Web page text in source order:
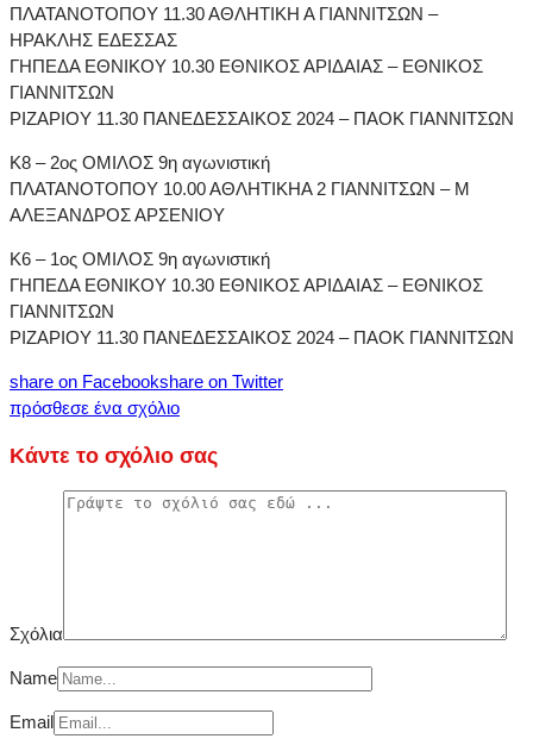
ΠΛΑΤΑΝΟΤΟΠΟΥ 11.30 ΑΘΛΗΤΙΚΗ Α ΓΙΑΝΝΙΤΣΩΝ –
ΗΡΑΚΛΗΣ ΕΔΕΣΣΑΣ
ΓΗΠΕΔΑ ΕΘΝΙΚΟΥ 10.30 ΕΘΝΙΚΟΣ ΑΡΙΔΑΙΑΣ – ΕΘΝΙΚΟΣ
ΓΙΑΝΝΙΤΣΩΝ
ΡΙΖΑΡΙΟΥ 11.30 ΠΑΝΕΔΕΣΣΑΙΚΟΣ 2024 – ΠΑΟΚ ΓΙΑΝΝΙΤΣΩΝ
Κ8 – 2ος ΟΜΙΛΟΣ 9η αγωνιστική
ΠΛΑΤΑΝΟΤΟΠΟΥ 10.00 ΑΘΛΗΤΙΚΗΑ 2 ΓΙΑΝΝΙΤΣΩΝ – Μ
ΑΛΕΞΑΝΔΡΟΣ ΑΡΣΕΝΙΟΥ
Κ6 – 1ος ΟΜΙΛΟΣ 9η αγωνιστική
ΓΗΠΕΔΑ ΕΘΝΙΚΟΥ 10.30 ΕΘΝΙΚΟΣ ΑΡΙΔΑΙΑΣ – ΕΘΝΙΚΟΣ
ΓΙΑΝΝΙΤΣΩΝ
ΡΙΖΑΡΙΟΥ 11.30 ΠΑΝΕΔΕΣΣΑΙΚΟΣ 2024 – ΠΑΟΚ ΓΙΑΝΝΙΤΣΩΝ
share on Facebookshare on Twitter
πρόσθεσε ένα σχόλιο
Κάντε το σχόλιο σας
Σχόλια
Name
Email